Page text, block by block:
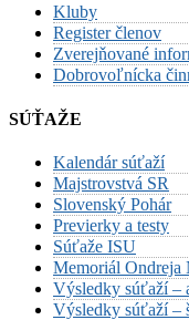
Kluby
Register členov
Zverejňované
Dobrovoľnícka
SÚŤAŽE
Kalendár súťaží
Majstrovstvá SR
Slovenský Pohár
Previerky a testy
Súťaže ISU
Memoriál Ondreja
Výsledky súťaží –
Výsledky súťaží –